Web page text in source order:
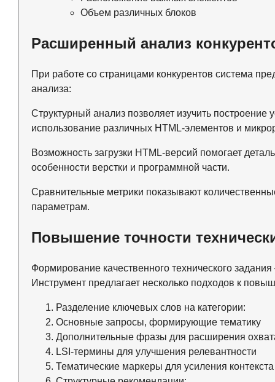
Объем различных блоков
Расширенный анализ
При работе со страницами конкурентов система
анализа:
Структурный анализ позволяет изучить
использование различных HTML-элементов и
Возможность загрузки HTML-версий помогает
особенности верстки и программной части.
Сравнительные метрики показывают
параметрам.
Повышение точности
Формирование качественного технического
Инструмент предлагает несколько подходов к
Разделение ключевых слов на категории:
Основные запросы, формирующие тематику
Дополнительные фразы для расширения
LSI-термины для улучшения релевантности
Тематические маркеры для усиления контекста